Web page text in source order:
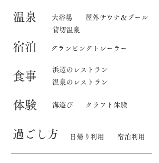
​温泉 大浴場
屋外サウナ＆プール
貸切温泉
宿泊 グランピングトレーラー
食事
​浜辺のレストラン
温泉のレストラン
体験 海遊び クラフト体験
​過ごし方 日帰り利用 宿泊利用